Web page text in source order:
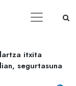
itxita
segurtasuna